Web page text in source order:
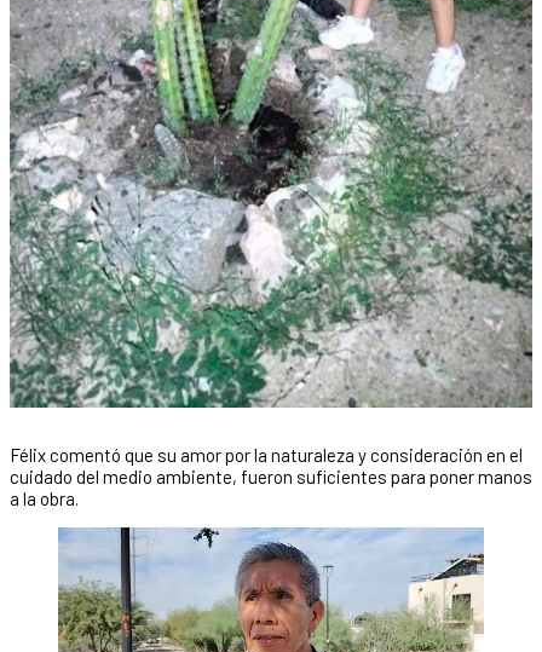
Félix comentó que su amor por la naturaleza y consideración en el
cuidado del medio ambiente, fueron suficientes para poner manos
a la obra.